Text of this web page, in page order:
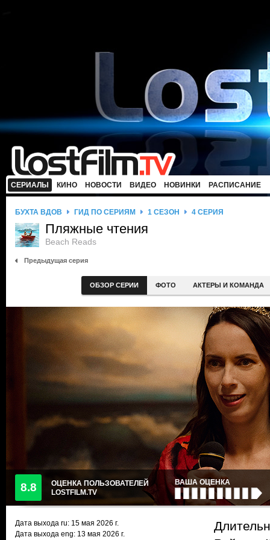
СЕРИАЛЫ КИНО НОВОСТИ ВИДЕО НОВИНКИ РАСПИСАНИЕ
БУХТА ВДОВ ГИД ПО СЕРИЯМ 1 СЕЗОН 4 СЕРИЯ
Пляжные чтения
Beach Reads
Предыдущая серия
ОБЗОР СЕРИИ ФОТО АКТЕРЫ И КОМАНДА
8.8
ОЦЕНКА ПОЛЬЗОВАТЕЛЕЙ
LOSTFILM.TV
ВАША ОЦЕНКА
Дата выхода ru: 15 мая 2026 г.
Дата выхода eng: 13 мая 2026 г.